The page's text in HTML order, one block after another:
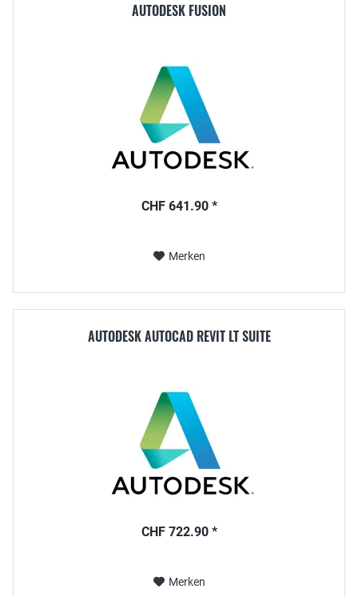
AUTODESK FUSION
CHF 641.90 *
Merken
AUTODESK AUTOCAD REVIT LT SUITE
CHF 722.90 *
Merken